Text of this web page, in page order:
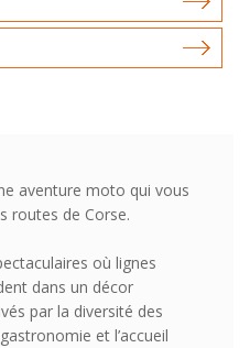
aventure moto qui vous
routes de Corse.
où lignes
dans un décor
par la diversité des
et l’accueil